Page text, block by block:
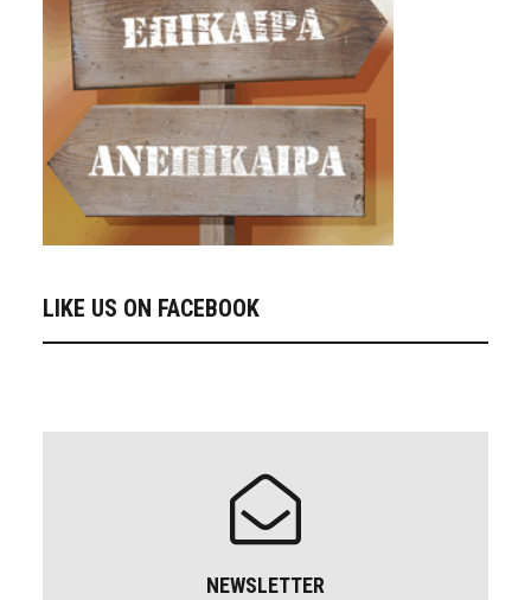
LIKE US ON FACEBOOK
NEWSLETTER